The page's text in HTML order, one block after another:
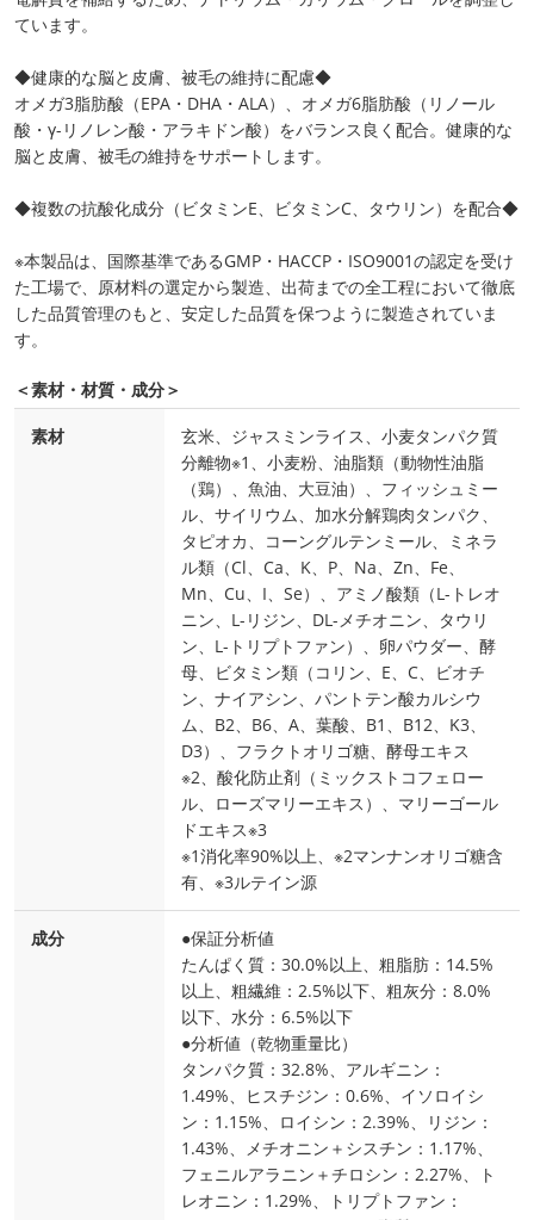
ています。
◆健康的な脳と皮膚、被毛の維持に配慮◆
オメガ3脂肪酸（EPA・DHA・ALA）、オメガ6脂肪酸（リノール
酸・γ-リノレン酸・アラキドン酸）をバランス良く配合。健康的な
脳と皮膚、被毛の維持をサポートします。
◆複数の抗酸化成分（ビタミンE、ビタミンC、タウリン）を配合◆
※本製品は、国際基準であるGMP・HACCP・ISO9001の認定を受け
た工場で、原材料の選定から製造、出荷までの全工程において徹底
した品質管理のもと、安定した品質を保つように製造されていま
す。
＜素材・材質・成分＞
素材
玄米、ジャスミンライス、小麦タンパク質
分離物※1、小麦粉、油脂類（動物性油脂
（鶏）、魚油、大豆油）、フィッシュミー
ル、サイリウム、加水分解鶏肉タンパク、
タピオカ、コーングルテンミール、ミネラ
ル類（Cl、Ca、K、P、Na、Zn、Fe、
Mn、Cu、I、Se）、アミノ酸類（L-トレオ
ニン、L-リジン、DL-メチオニン、タウリ
ン、L-トリプトファン）、卵パウダー、酵
母、ビタミン類（コリン、E、C、ビオチ
ン、ナイアシン、パントテン酸カルシウ
ム、B2、B6、A、葉酸、B1、B12、K3、
D3）、フラクトオリゴ糖、酵母エキス
※2、酸化防止剤（ミックストコフェロー
ル、ローズマリーエキス）、マリーゴール
ドエキス※3
※1消化率90%以上、※2マンナンオリゴ糖含
有、※3ルテイン源
成分
●保証分析値
たんぱく質：30.0%以上、粗脂肪：14.5%
以上、粗繊維：2.5%以下、粗灰分：8.0%
以下、水分：6.5%以下
●分析値（乾物重量比）
タンパク質：32.8%、アルギニン：
1.49%、ヒスチジン：0.6%、イソロイシ
ン：1.15%、ロイシン：2.39%、リジン：
1.43%、メチオニン＋シスチン：1.17%、
フェニルアラニン＋チロシン：2.27%、ト
レオニン：1.29%、トリプトファン：